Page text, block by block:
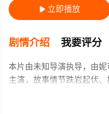
 立即播放
剧情介绍 我要评分
本片由未知导演执导，由妮
主演，故事情节跌岩起伏